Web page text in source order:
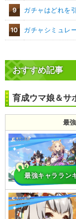
9 ガチャはどれを
10 ガチャシミュレ
おすすめ記事
育成ウマ娘＆サ
最
最強キャララン